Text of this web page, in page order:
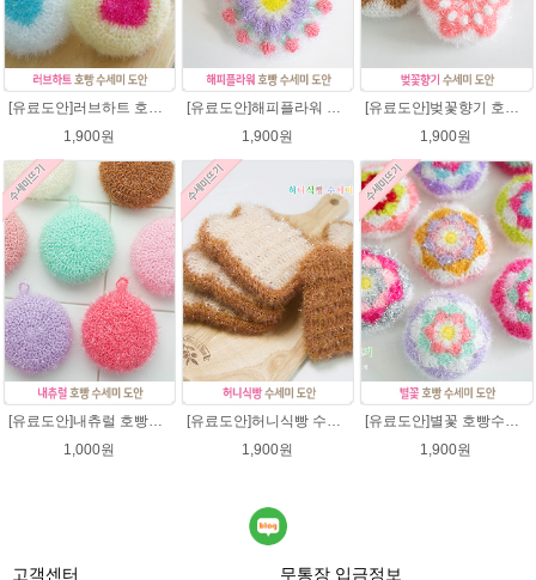
[유료도안]러브하트 호빵수세미뜨기 도안(수세미실은 옵션에서 추가구매 가능)/별호빵수세미처럼 예쁜수세미뜨기/빤짝이 수세미실/웰빙수세미실/고급수세미실/하트뜨기 반짝이수세미 하트수세미
1,900원
[유료도안]해피플라워 호빵수세미뜨기 도안(수세미실은 옵션에서 추가구매 가능)/수세미뜨기/수세미실/반짝이수세미/반짝이실/별수세미 호빵수세미 웰빙수세미 퐁퐁수세미 코바늘수세미
1,900원
[유료도안]벚꽃향기 호빵수세미뜨기 도안(수세미실은 옵션에서 추가구매 가능)/수세미뜨기/수세미실/반짝이수세미/반짝이실/별수세미 호빵수세미 웰빙수세미 퐁퐁수세미 코바늘수세미
1,900원
1,000원
1,900원
1,900원
고객센터 무통장 입금정보